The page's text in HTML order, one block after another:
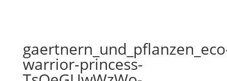
warrior-princess-